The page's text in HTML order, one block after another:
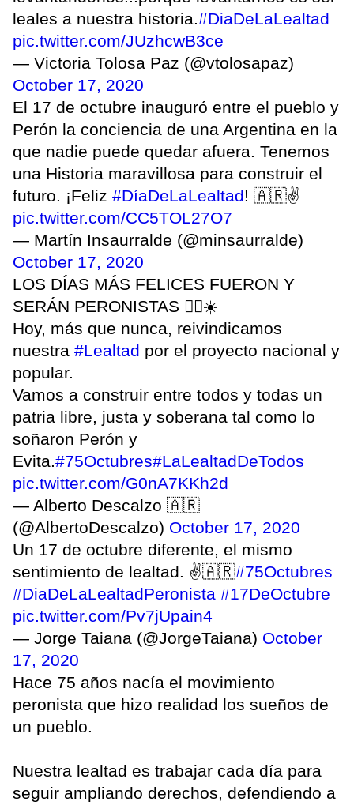
leales a nuestra historia.#DiaDeLaLealtad
pic.twitter.com/JUzhcwB3ce
— Victoria Tolosa Paz (@vtolosapaz)
October 17, 2020
El 17 de octubre inauguró entre el pueblo y
Perón la conciencia de una Argentina en la
que nadie puede quedar afuera. Tenemos
una Historia maravillosa para construir el
futuro. ¡Feliz #DíaDeLaLealtad! 🇦🇷✌️
pic.twitter.com/CC5TOL27O7
— Martín Insaurralde (@minsaurralde)
October 17, 2020
LOS DÍAS MÁS FELICES FUERON Y
SERÁN PERONISTAS ✌🏻☀️
Hoy, más que nunca, reivindicamos
nuestra #Lealtad por el proyecto nacional y
popular.
Vamos a construir entre todos y todas un
patria libre, justa y soberana tal como lo
soñaron Perón y
Evita.#75Octubres#LaLealtadDeTodos
pic.twitter.com/G0nA7KKh2d
— Alberto Descalzo 🇦🇷
(@AlbertoDescalzo) October 17, 2020
Un 17 de octubre diferente, el mismo
sentimiento de lealtad. ✌️🇦🇷#75Octubres
#DiaDeLaLealtadPeronista #17DeOctubre
pic.twitter.com/Pv7jUpain4
— Jorge Taiana (@JorgeTaiana) October
17, 2020
Hace 75 años nacía el movimiento
peronista que hizo realidad los sueños de
un pueblo.
Nuestra lealtad es trabajar cada día para
seguir ampliando derechos, defendiendo a